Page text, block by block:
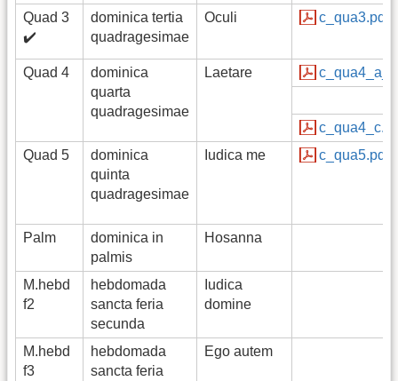
Quad 3
✔️
dominica tertia
quadragesimae
Oculi c_qua3.pdf
Quad 4
dominica
quarta
quadragesimae
Laetare
Quad 5
dominica
quinta
quadragesimae
Iudica me c_qua5.pdf
Palm
dominica in
palmis
Hosanna
M.hebd
f2
hebdomada
sancta feria
secunda
Iudica
domine
M.hebd
f3
hebdomada
sancta feria
Ego autem